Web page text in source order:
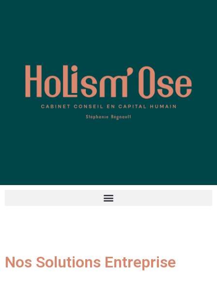
Nos Solutions Entreprise